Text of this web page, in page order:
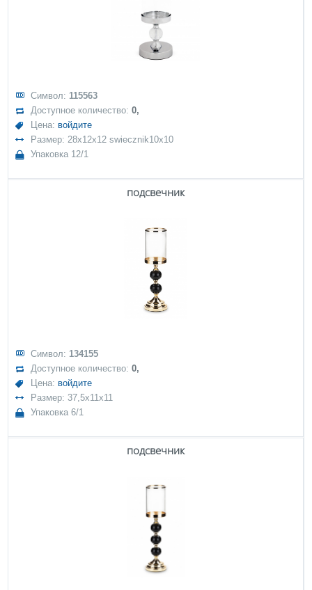
Символ: 115563
Доступное количество:0,
Цена: войдите
Размер: 28x12x12 swiecznik10x10
Упаковка 12/1
подсвечник
Символ: 134155
Доступное количество:0,
Цена: войдите
Размер: 37,5x11x11
Упаковка 6/1
подсвечник